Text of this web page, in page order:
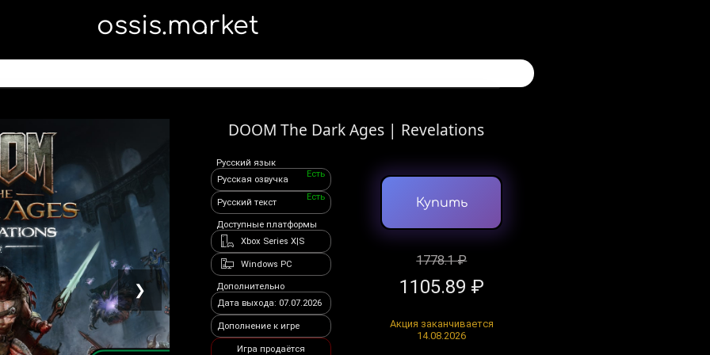
ossis.market
❯
DOOM The Dark Ages | Revelations
Русский язык
Русская озвучка
Есть
Русский текст
Есть
Доступные платформы
Xbox Series X|S
Windows PC
Дополнительно
Дата выхода: 07.07.2026
Дополнение к игре
Игра продаётся
Купить
1778.1 ₽
1105.89 ₽
Акция заканчивается
14.08.2026